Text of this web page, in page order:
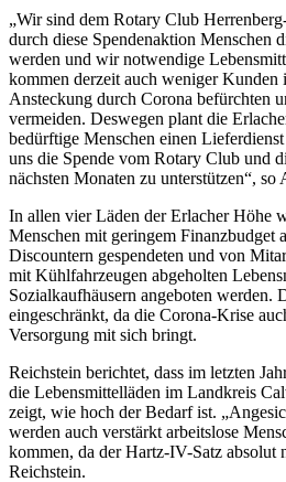
„Wir sind dem Rotary Club
durch diese Spendenaktion Menschen
werden und wir notwendige
kommen derzeit auch weniger Kunden
Ansteckung durch Corona befürchten
vermeiden. Deswegen plant die
bedürftige Menschen einen
uns die Spende vom Rotary Club und
nächsten Monaten zu unterstützen“, so
In allen vier Läden der Erlacher Höhe
Menschen mit geringem Finanzbudget
Discountern gespendeten und von
mit Kühlfahrzeugen abgeholten
Sozialkaufhäusern angeboten werden.
eingeschränkt, da die Corona-Krise
Versorgung mit sich bringt.
Reichstein berichtet, dass im letzten
die Lebensmittelläden im Landkreis
zeigt, wie hoch der Bedarf ist.
werden auch verstärkt arbeitslose
kommen, da der Hartz-IV-Satz absolut
Reichstein.